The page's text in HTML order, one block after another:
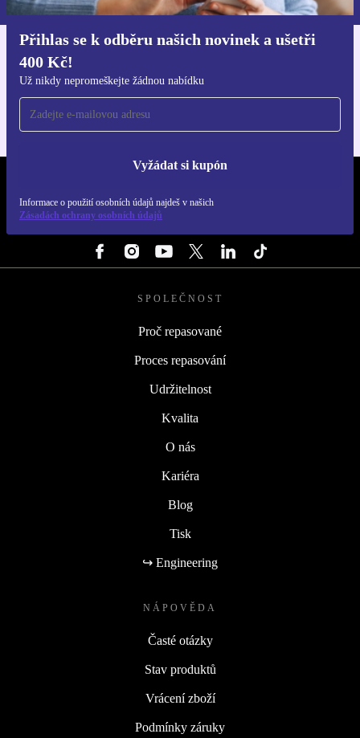
Přihlas se k odběru našich novinek a ušetři
400 Kč!
Už nikdy nepromeškejte žádnou nabídku
Vyžádat si kupón
Informace o použití osobních údajů najdeš v našich
Zásadách ochrany osobních údajů
Pro iOS a Android
SPOLEČNOST
Proč repasované
Proces repasování
Udržitelnost
Kvalita
O nás
Kariéra
Blog
Tisk
↪ Engineering
NÁPOVĚDA
Časté otázky
Stav produktů
Vrácení zboží
Podmínky záruky